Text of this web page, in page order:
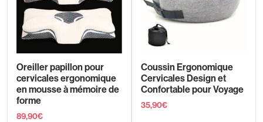
Oreiller papillon pour
cervicales ergonomique
en mousse à mémoire de
forme
89,90€
Coussin Ergonomique
Cervicales Design et
Confortable pour Voyage
35,90€